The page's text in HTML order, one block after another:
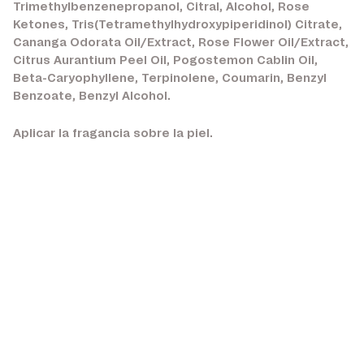
Trimethylbenzenepropanol, Citral, Alcohol, Rose
Ketones, Tris(Tetramethylhydroxypiperidinol) Citrate,
Cananga Odorata Oil/Extract, Rose Flower Oil/Extract,
Citrus Aurantium Peel Oil, Pogostemon Cablin Oil,
Beta-Caryophyllene, Terpinolene, Coumarin, Benzyl
Benzoate, Benzyl Alcohol.
Aplicar la fragancia sobre la piel.